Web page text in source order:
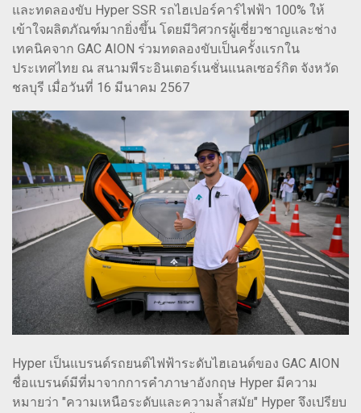
และทดลองขับ Hyper SSR รถไฮเปอร์คาร์ไฟฟ้า 100% ให้
เข้าใจผลิตภัณฑ์มากยิ่งขึ้น โดยมีวิศวกรผู้เชี่ยวชาญและช่าง
เทคนิคจาก GAC AION ร่วมทดลองขับเป็นครั้งแรกใน
ประเทศไทย ณ สนามพีระอินเตอร์เนชั่นแนลเซอร์กิต จังหวัด
ชลบุรี เมื่อวันที่ 16 มีนาคม 2567
Hyper เป็นแบรนด์รถยนต์ไฟฟ้าระดับไฮเอนด์ของ GAC AION
ชื่อแบรนด์มีที่มาจากการคำภาษาอังกฤษ Hyper มีความ
หมายว่า "ความเหนือระดับและความล้ำสมัย" Hyper จึงเปรียบ